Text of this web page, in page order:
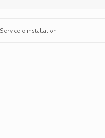
Service d'installation